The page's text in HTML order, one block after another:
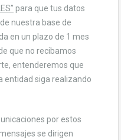
para que tus datos
nuestra base de
en un plazo de 1 mes
que no recibamos
entenderemos que
entidad siga realizando
por estos
se dirigen